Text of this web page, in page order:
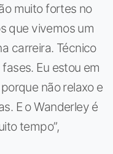
muito fortes no
que vivemos um
carreira. Técnico
Eu estou em
não relaxo e
E o Wanderley é
tempo”,